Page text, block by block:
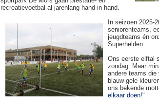
recreatievoetbal al jarenlang hand in hand.
In seizoen 2025-
seniorenteams,
jeugdteams én
Superhelden
Ons eerste elftal
zondag. Maar
andere teams
blauw-gele
ons bekende
elkaar doen!"